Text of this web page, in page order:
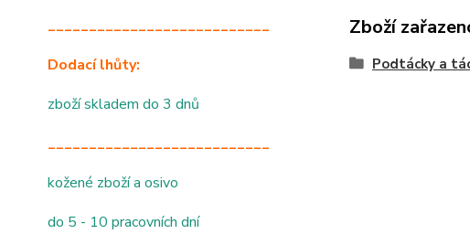
___________________________
Dodací lhůty:
zboží skladem do 3 dnů
___________________________
kožené zboží a osivo
do 5 - 10 pracovních dní
Zboží
Podtácky a